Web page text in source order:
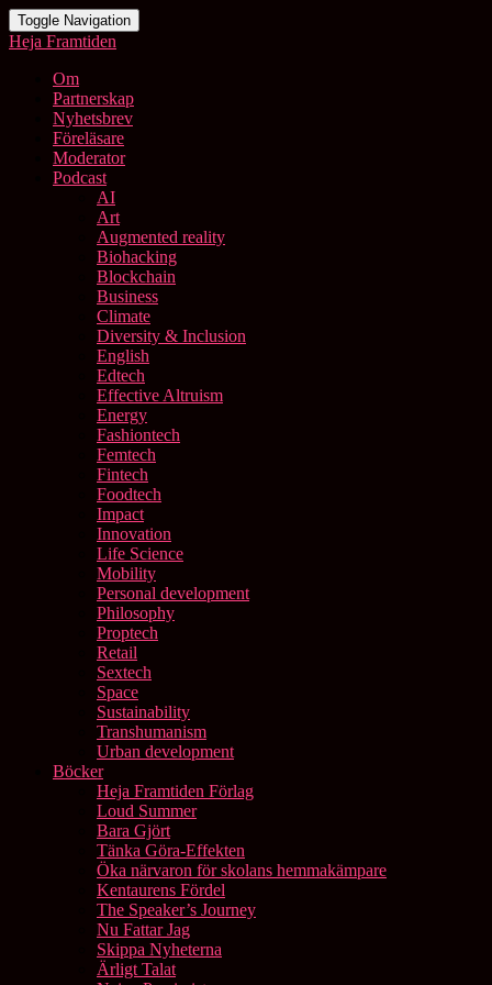
Toggle Navigation
Heja Framtiden
Om
Partnerskap
Nyhetsbrev
Föreläsare
Moderator
Podcast
AI
Art
Augmented reality
Biohacking
Blockchain
Business
Climate
Diversity & Inclusion
English
Edtech
Effective Altruism
Energy
Fashiontech
Femtech
Fintech
Foodtech
Impact
Innovation
Life Science
Mobility
Personal development
Philosophy
Proptech
Retail
Sextech
Space
Sustainability
Transhumanism
Urban development
Böcker
Heja Framtiden Förlag
Loud Summer
Bara Gjört
Tänka Göra-Effekten
Öka närvaron för skolans hemmakämpare
Kentaurens Fördel
The Speaker’s Journey
Nu Fattar Jag
Skippa Nyheterna
Ärligt Talat